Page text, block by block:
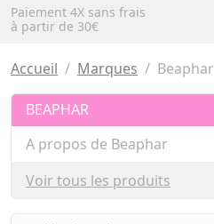
Paiement 4X sans frais
à partir de 30€
Accueil Marques Beaphar
BEAPHAR
A propos de Beaphar
Voir tous les produits